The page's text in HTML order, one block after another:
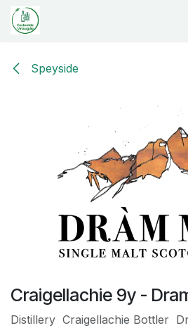
Overslaan naar inhoud
Speyside
Craigellachie 9y -
Distillery Craigellachie Bottler